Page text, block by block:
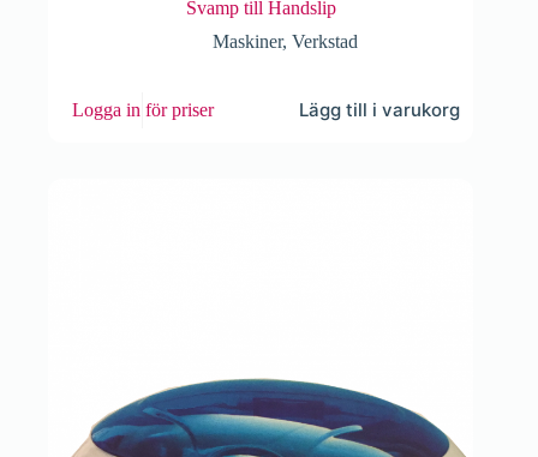
Svamp till Handslip
Maskiner, Verkstad
Logga in för priser Lägg till i varukorg